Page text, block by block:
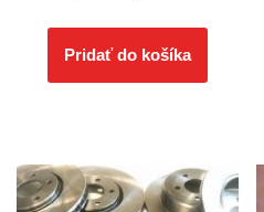
Pridať do košíka